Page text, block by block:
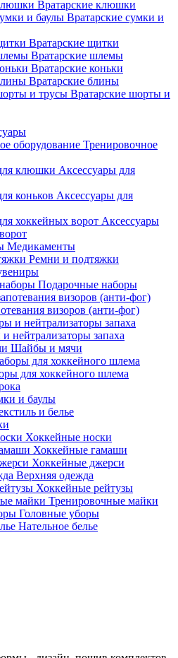
Вратарские клюшки
Вратарские сумки и
Вратарские щитки
Вратарские шлемы
Вратарские коньки
Вратарские блины
Вратарские шорты и
Тренировочное
Аксессуары для
Аксессуары для
Аксессуары
Медикаменты
Ремни и подтяжки
Подарочные наборы
визоров (анти-фог)
нейтрализаторы запаха
Шайбы и мячи
для хоккейного шлема
и баулы
и белье
Хоккейные носки
Хоккейные гамаши
Хоккейные джерси
Верхняя одежда
Хоккейные рейтузы
Тренировочные майки
Головные уборы
Нательное белье